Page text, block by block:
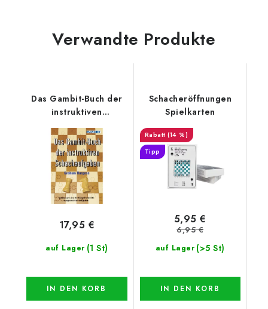
Verwandte Produkte
Das Gambit-Buch der
instruktiven
Schachaufgaben
auf Lager (1 St)
17,95 €
IN DEN KORB
Schacheröffnungen
Spielkarten
(14 %)
Tipp
auf Lager (>5 St)
5,95 €
6,95 €
IN DEN KORB